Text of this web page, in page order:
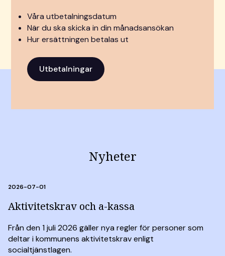
Våra utbetalningsdatum
När du ska skicka in din månadsansökan
Hur ersättningen betalas ut
Utbetalningar
Nyheter
Carousel items
2026-07-01
Aktivitetskrav och a-kassa
Från den 1 juli 2026 gäller nya regler för personer som
deltar i kommunens aktivitetskrav enligt
socialtjänstlagen.